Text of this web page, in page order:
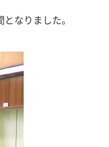
なりました。